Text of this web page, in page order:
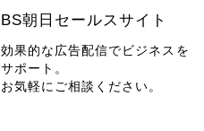
BS朝日セールスサイト
効果的な広告配信でビジネスを
サポート。
お気軽にご相談ください。